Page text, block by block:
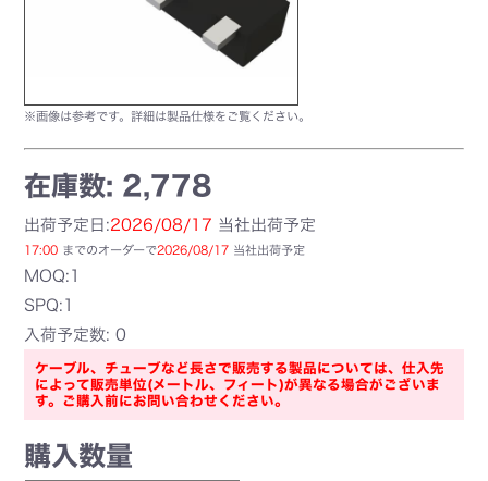
※画像は参考です。詳細は製品仕様をご覧ください。
在庫数: 2,778
出荷予定日:2026/08/17 当社出荷予定
17:00 までのオーダーで2026/08/17 当社出荷予定
MOQ:1
SPQ:1
入荷予定数: 0
ケーブル、チューブなど長さで販売する製品については、仕入先
によって販売単位(メートル、フィート)が異なる場合がございま
す。ご購入前にお問い合わせください。
購入数量